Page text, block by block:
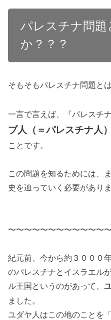
パレスチナ問題
か？？？
そもそもパレスチナ問題とは
一言で言えば、 『パレスチ
ブ人（＝パレスチナ人
ことです。
この問題を知るためには、
史を辿っていく必要がありま
〜〜〜〜〜〜〜〜〜〜〜〜
紀元前、今から約３０００
のパレスチナとイスラエル
ル王国というのがあって、
ました。
ユダヤ人はこの地のことを